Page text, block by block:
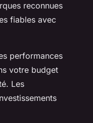
reconnues
fiables avec
performances
votre budget
Les